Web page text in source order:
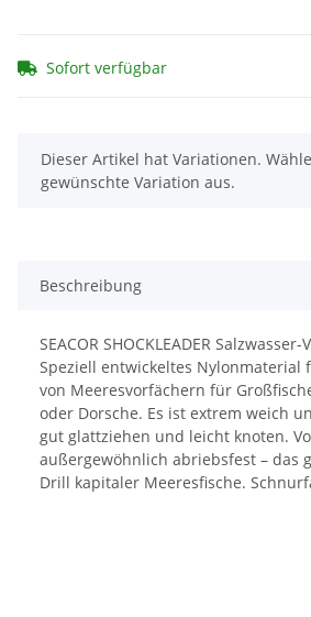
Sofort verfügbar
x
Dieser Artikel hat Variationen.
gewünschte Variation aus.
Beschreibung
SEACOR SHOCKLEADER
Speziell entwickeltes Nylonmaterial
von Meeresvorfächern für
oder Dorsche. Es ist extrem weich
gut glattziehen und leicht knoten.
außergewöhnlich abriebsfest – das
Drill kapitaler Meeresfische.